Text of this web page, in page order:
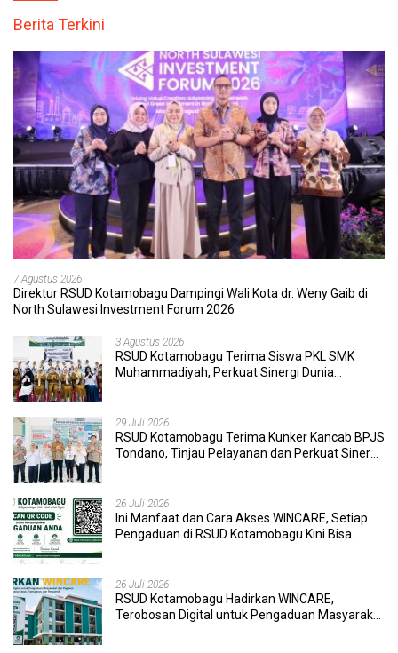
Berita Terkini
7 Agustus 2026
Direktur RSUD Kotamobagu Dampingi Wali Kota dr. Weny Gaib di
North Sulawesi Investment Forum 2026
3 Agustus 2026
RSUD Kotamobagu Terima Siswa PKL SMK
Muhammadiyah, Perkuat Sinergi Dunia
29 Juli 2026
RSUD Kotamobagu Terima Kunker Kancab BPJS
Tondano, Tinjau Pelayanan dan Perkuat Sinergi
26 Juli 2026
Ini Manfaat dan Cara Akses WINCARE, Setiap
Pengaduan di RSUD Kotamobagu Kini Bisa
26 Juli 2026
RSUD Kotamobagu Hadirkan WINCARE,
Terobosan Digital untuk Pengaduan Masyarakat